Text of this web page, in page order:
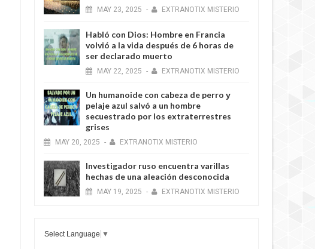
MAY 23, 2025 - EXTRANOTIX MISTERIO
Habló con Dios: Hombre en Francia
volvió a la vida después de 6 horas de
ser declarado muerto
MAY 22, 2025 - EXTRANOTIX MISTERIO
Un humanoide con cabeza de perro у
pelaje azul salvó a un hombre
secuestrado por los extraterrestres
grises
MAY 20, 2025 - EXTRANOTIX MISTERIO
Investigador ruso encuentra varillas
hechas de una aleación desconocida
MAY 19, 2025 - EXTRANOTIX MISTERIO
Select Language ▼